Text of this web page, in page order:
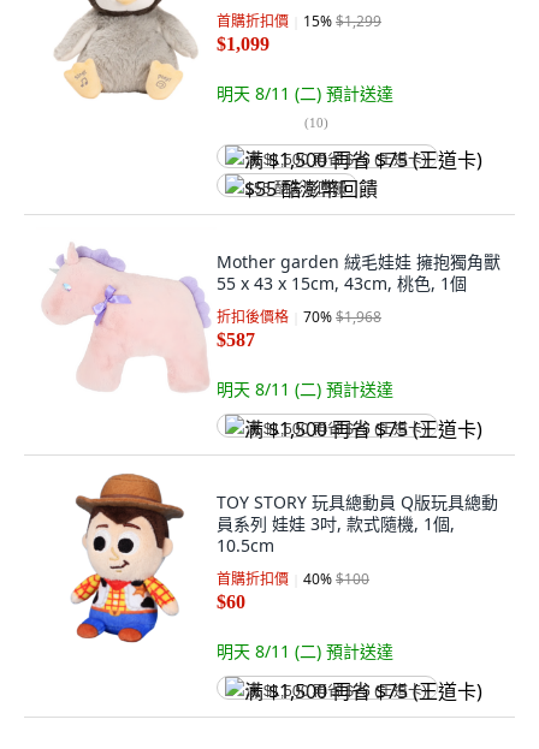
首購折扣價 15%$1,299
$1,099
明天 8/11 (二) 預計送達
(10)
满 $1,500 再省 $75 (王道卡)
$55 酷澎幣回饋
Mother garden 絨毛娃娃 擁抱獨角獸
55 x 43 x 15cm, 43cm, 桃色, 1個
折扣後價格 70%$1,968
$587
明天 8/11 (二) 預計送達
满 $1,500 再省 $75 (王道卡)
TOY STORY 玩具總動員 Q版玩具總動
員系列 娃娃 3吋, 款式隨機, 1個,
10.5cm
首購折扣價 40%$100
$60
明天 8/11 (二) 預計送達
满 $1,500 再省 $75 (王道卡)